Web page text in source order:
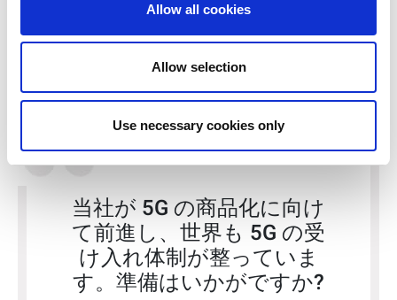
Allow all cookies
Allow selection
Use necessary cookies only
リューション
当社が 5G の商品化に向け
て前進し、世界も 5G の受
け入れ体制が整っていま
す。準備はいかがですか?